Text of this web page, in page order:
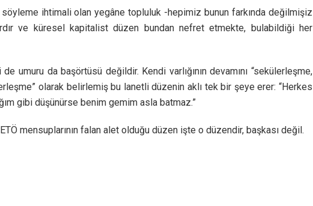
söyleme ihtimali olan yegâne topluluk -hepimiz bunun farkında değilmişiz
ve küresel kapitalist düzen bundan nefret etmekte, bulabildiği her
umuru da başörtüsü değildir. Kendi varlığının devamını “sekülerleşme,
olarak belirlemiş bu lanetli düzenin aklı tek bir şeye erer: “Herkes
gibi düşünürse benim gemim asla batmaz.”
mensuplarının falan alet olduğu düzen işte o düzendir, başkası değil.